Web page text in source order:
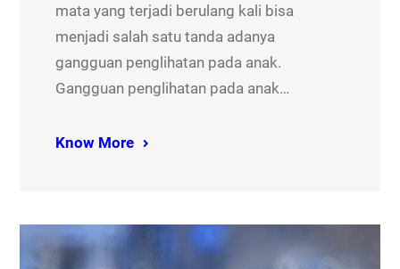
mata yang terjadi berulang kali bisa
menjadi salah satu tanda adanya
gangguan penglihatan pada anak.
Gangguan penglihatan pada anak…
Know More